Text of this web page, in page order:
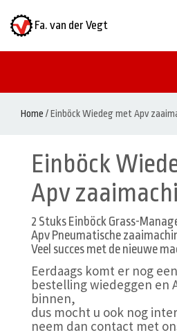
Fa. van der Vegt
Home /Einböck Wiedeg met Apv
Einböck
Apv
2 Stuks Einböck Grass-
Apv Pneumatische
Veel succes met de nieuwe
Eerdaags komt er nog
bestelling wiedeggen en
binnen,
dus mocht u ook nog
neem dan contact met